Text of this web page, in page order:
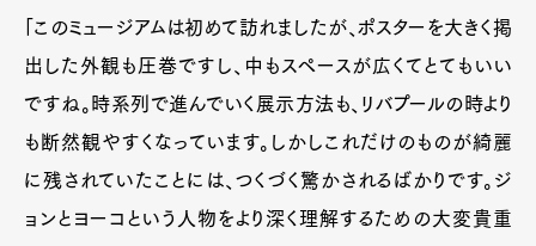
「このミュージアムは初めて訪れましたが、ポスターを大きく掲
出した外観も圧巻ですし、中もスペースが広くてとてもいい
ですね。時系列で進んでいく展示方法も、リバプールの時より
も断然観やすくなっています。しかしこれだけのものが綺麗
に残されていたことには、つくづく驚かされるばかりです。ジ
ョンとヨーコという人物をより深く理解するための大変貴重